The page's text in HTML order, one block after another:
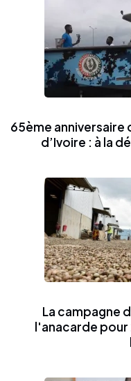
65ème anniversaire
d’Ivoire : à la
La campagne
l'anacarde